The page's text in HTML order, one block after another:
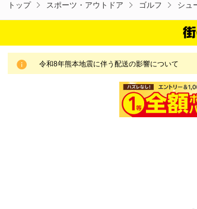
トップ スポーツ・アウトドア ゴルフ シュ
令和8年熊本地震に伴う配送の影響について